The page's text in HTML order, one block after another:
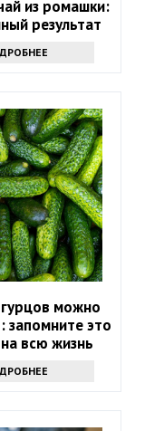
из ромашки:
результат
можно
запомните это
всю жизнь